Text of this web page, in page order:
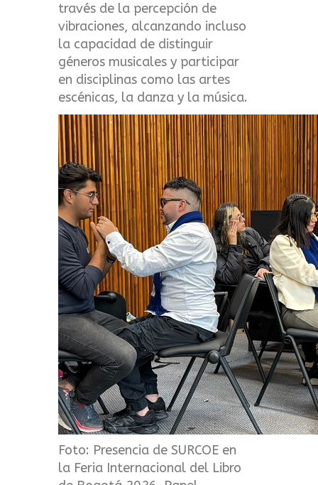
través de la percepción de
vibraciones, alcanzando incluso
la capacidad de distinguir
géneros musicales y participar
en disciplinas como las artes
escénicas, la danza y la música.
Foto: Presencia de SURCOE en
la Feria Internacional del Libro